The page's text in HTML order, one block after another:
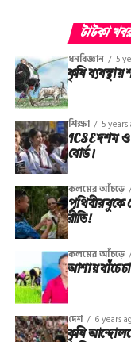
টাটকা
ধনবিজ্ঞান 5
কৃষি
শিক্ষা 5 years
ICSE দশম ও
বোর্ড।
কলমের আঁচড়ে
পৃথিবীর বুকে
রীতি!
কলমের আঁচড়ে
আশায় বাঁচে
দেশ 6 years
কৃষি